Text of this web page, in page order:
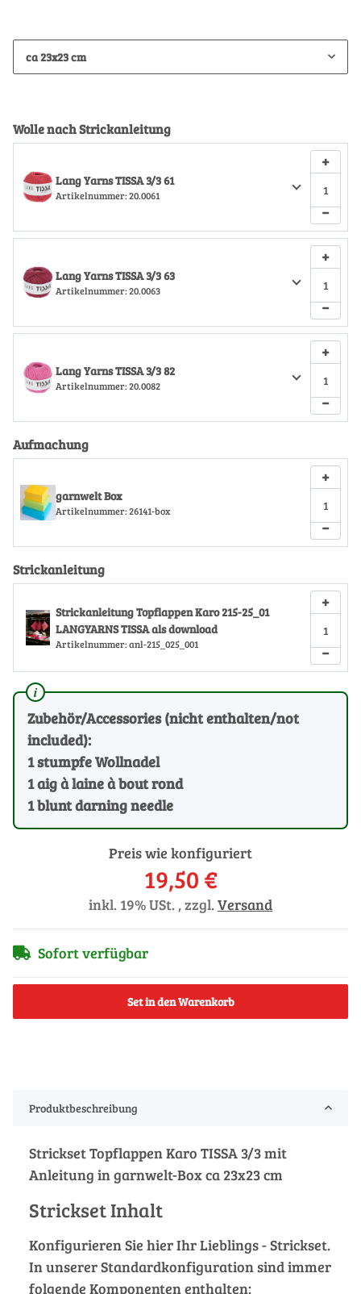
ca 23x23 cm
Wolle nach Strickanleitung
Lang Yarns TISSA 3/3 61
Artikelnummer: 20.0061
−
+
Lang Yarns TISSA 3/3 63
Artikelnummer: 20.0063
−
+
Lang Yarns TISSA 3/3 82
Artikelnummer: 20.0082
−
+
Aufmachung
garnwelt Box
Artikelnummer: 26141-box
−
+
Strickanleitung
Strickanleitung Topflappen Karo 215-25_01
LANGYARNS TISSA als download
Artikelnummer: anl-215_025_001 −
+
Zubehör/Accessories (nicht enthalten/not
included):
1 stumpfe Wollnadel
1 aig à laine à bout rond
1 blunt darning needle
Preis wie konfiguriert
19,50 €
inkl. 19% USt. , zzgl.Versand
Sofort verfügbar
Set in den Warenkorb
Produktbeschreibung
Strickset Topflappen Karo TISSA 3/3 mit
Anleitung in garnwelt-Box ca 23x23 cm
Strickset Inhalt
Konfigurieren Sie hier Ihr Lieblings - Strickset.
In unserer Standardkonfiguration sind immer
folgende Komponenten enthalten: